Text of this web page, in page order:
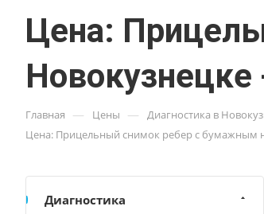
Цена:
Главная — Цены — Диагностика в
Цена: Прицельный снимок ребер с бумажным
Диагностика